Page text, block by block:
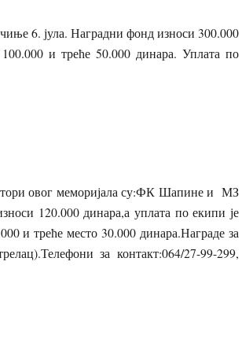
6. јула. Наградни фонд износи 300.000
и треће 50.000 динара. Уплата по
овог меморијала су:ФК Шапине и МЗ
120.000 динара,а уплата по екипи је
и треће место 30.000 динара.Награде за
за контакт:064/27-99-299,